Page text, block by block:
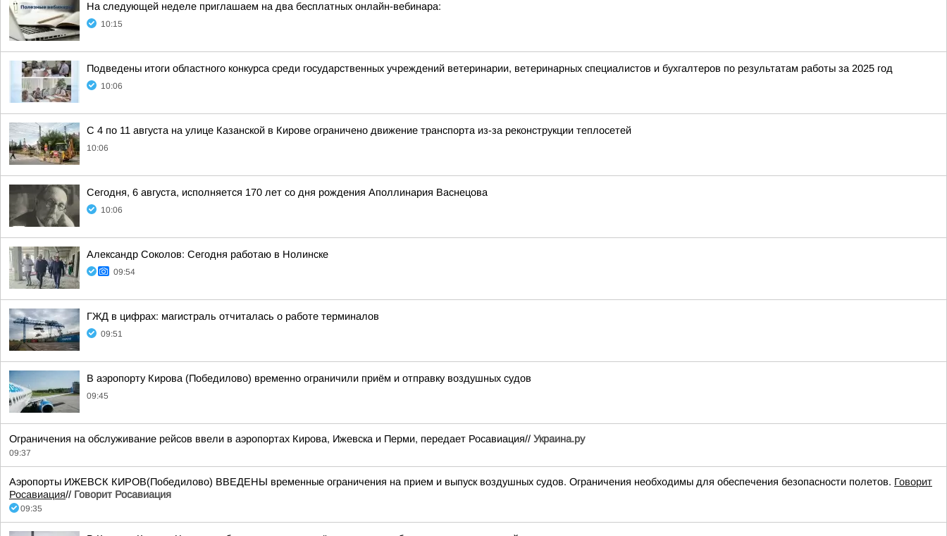
На следующей неделе приглашаем на два бесплатных онлайн-вебинара:
10:15
Подведены итоги областного конкурса среди государственных учреждений ветеринарии, ветеринарных специалистов и бухгалтеров по результатам работы за 2025 год
10:06
С 4 по 11 августа на улице Казанской в Кирове ограничено движение транспорта из-за реконструкции теплосетей
10:06
Сегодня, 6 августа, исполняется 170 лет со дня рождения Аполлинария Васнецова
10:06
Александр Соколов: Сегодня работаю в Нолинске
09:54
ГЖД в цифрах: магистраль отчиталась о работе терминалов
09:51
В аэропорту Кирова (Победилово) временно ограничили приём и отправку воздушных судов
09:45
Ограничения на обслуживание рейсов ввели в аэропортах Кирова, Ижевска и Перми, передает Росавиация// Украина.ру
09:37
Аэропорты ИЖЕВСК КИРОВ(Победилово) ВВЕДЕНЫ временные ограничения на прием и выпуск воздушных судов. Ограничения необходимы для обеспечения безопасности полетов. Говорит
Росавиация// Говорит Росавиация
09:35